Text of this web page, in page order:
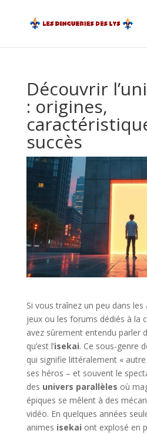
Découvrir
: origines,
succès
Si vous traînez un peu dans
jeux ou les forums dédiés à la
avez sûrement entendu parler
qu’est l’isekai. Ce sous-genre
qui signifie littéralement «
ses héros – et souvent le
des univers parallèles où
épiques se mêlent à des
vidéo. En quelques années
animes isekai ont explosé en